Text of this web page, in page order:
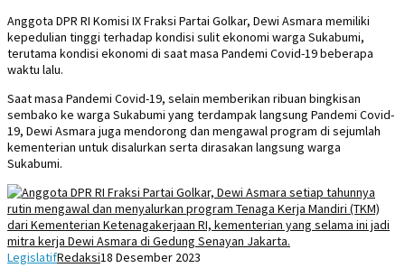
Anggota DPR RI Komisi IX Fraksi Partai Golkar, Dewi Asmara memiliki
kepedulian tinggi terhadap kondisi sulit ekonomi warga Sukabumi,
terutama kondisi ekonomi di saat masa Pandemi Covid-19 beberapa
waktu lalu.
Saat masa Pandemi Covid-19, selain memberikan ribuan bingkisan
sembako ke warga Sukabumi yang terdampak langsung Pandemi Covid-
19, Dewi Asmara juga mendorong dan mengawal program di sejumlah
kementerian untuk disalurkan serta dirasakan langsung warga
Sukabumi.
LegislatifRedaksi18 Desember 2023